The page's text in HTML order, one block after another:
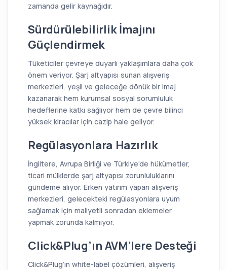
zamanda gelir kaynağıdır.
Sürdürülebilirlik İmajını
Güçlendirmek
Tüketiciler çevreye duyarlı yaklaşımlara daha çok
önem veriyor. Şarj altyapısı sunan alışveriş
merkezleri, yeşil ve geleceğe dönük bir imaj
kazanarak hem kurumsal sosyal sorumluluk
hedeflerine katkı sağlıyor hem de çevre bilinci
yüksek kiracılar için cazip hale geliyor.
Regülasyonlara Hazırlık
İngiltere, Avrupa Birliği ve Türkiye’de hükümetler,
ticari mülklerde şarj altyapısı zorunluluklarını
gündeme alıyor. Erken yatırım yapan alışveriş
merkezleri, gelecekteki regülasyonlara uyum
sağlamak için maliyetli sonradan eklemeler
yapmak zorunda kalmıyor.
Click&Plug’ın AVM’lere Desteği
Click&Plug’ın white-label çözümleri, alışveriş